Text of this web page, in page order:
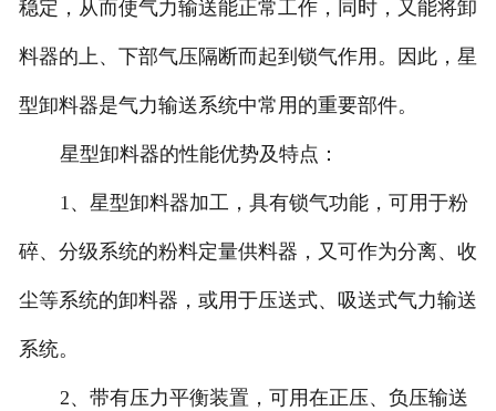
稳定，从而使气力输送能正常工作，同时，又能将卸
料器的上、下部气压隔断而起到锁气作用。因此，星
型卸料器是气力输送系统中常用的重要部件。
星型卸料器的性能优势及特点：
1、星型卸料器加工，具有锁气功能，可用于粉
碎、分级系统的粉料定量供料器，又可作为分离、收
尘等系统的卸料器，或用于压送式、吸送式气力输送
系统。
2、带有压力平衡装置，可用在正压、负压输送